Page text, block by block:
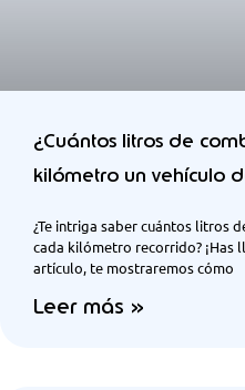
¿Cuántos litros de
kilómetro un vehículo
¿Te intriga saber cuántos litros
cada kilómetro recorrido? ¡Has
artículo, te mostraremos cómo
Leer más »